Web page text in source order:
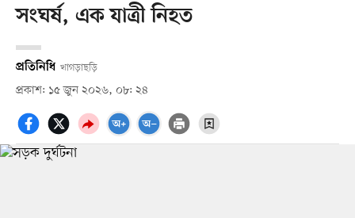
সংঘর্ষ, এক যাত্রী নিহত
প্রতিনিধি খাগড়াছড়ি
প্রকাশ: ১৫ জুন ২০২৬, ০৮: ২৪